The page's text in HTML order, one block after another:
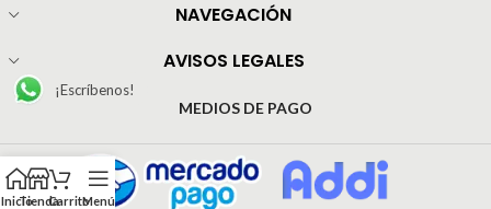
NAVEGACIÓN
AVISOS LEGALES
MEDIOS DE PAGO
InicioTiendaCarritoMenú
¡Escríbenos!